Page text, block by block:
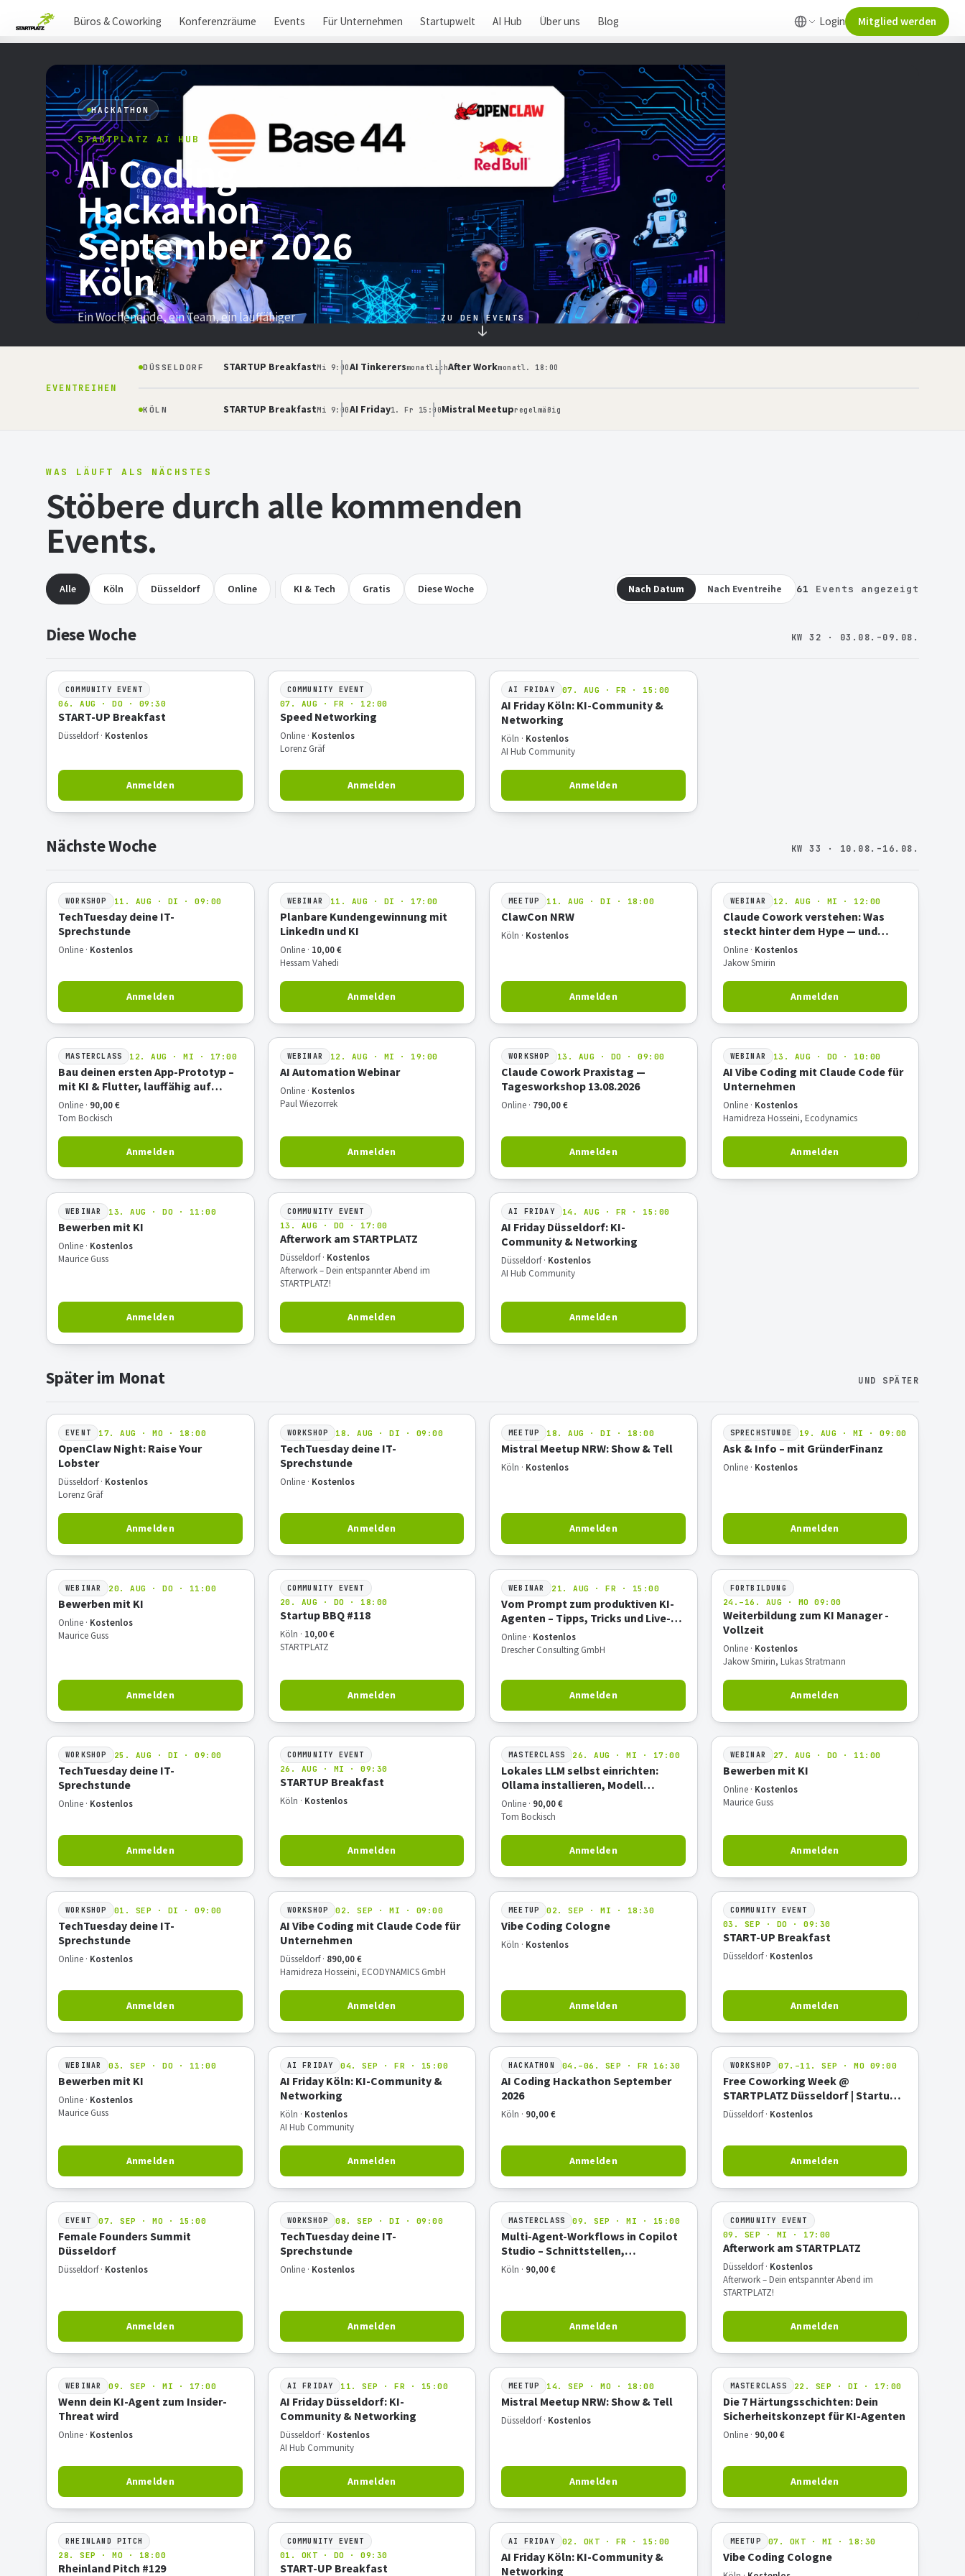
Büros & Coworking Konferenzräume Events Für Unternehmen Startupwelt AI Hub Über uns Blog Login Mitglied werden
HACKATHON
STARTPLATZ AI HUB
AI Coding
Hackathon
September 2026
Köln
Ein Wochenende, ein Team, ein lauffähiger
04.09.2026 16:30 STARTPLATZ Köln
Jetzt anmelden Mehr erfahren
ZU DEN EVENTS
↓
EVENTREIHEN
DÜSSELDORF STARTUP BreakfastMi 9:00AI TinkerersmonatlichAfter Workmonatl. 18:00
KÖLN STARTUP BreakfastMi 9:00AI Friday1. Fr 15:00Mistral Meetupregelmäßig
WAS LÄUFT ALS NÄCHSTES
Stöbere durch alle kommenden
Events.
Alle Köln Düsseldorf Online KI & Tech Gratis Diese Woche Nach Datum Nach Eventreihe 61 Events angezeigt
Diese Woche KW 32 · 03.08.–09.08.
COMMUNITY EVENT
06. AUG · DO · 09:30
START-UP Breakfast
Düsseldorf · Kostenlos
Anmelden
COMMUNITY EVENT
07. AUG · FR · 12:00
Speed Networking
Online · Kostenlos
Lorenz Gräf
Anmelden
AI FRIDAY 07. AUG · FR · 15:00
AI Friday Köln: KI-Community &
Networking
Köln · Kostenlos
AI Hub Community
Anmelden
Nächste Woche KW 33 · 10.08.–16.08.
WORKSHOP 11. AUG · DI · 09:00
TechTuesday deine IT-
Sprechstunde
Online · Kostenlos
Anmelden
WEBINAR 11. AUG · DI · 17:00
Planbare Kundengewinnung mit
LinkedIn und KI
Online · 10,00 €
Hessam Vahedi
Anmelden
MEETUP 11. AUG · DI · 18:00
ClawCon NRW
Köln · Kostenlos
Anmelden
WEBINAR 12. AUG · MI · 12:00
Claude Cowork verstehen: Was
steckt hinter dem Hype — und
lohnt sich der Einstieg für deine
Arbeit?
Online · Kostenlos
Jakow Smirin
Anmelden
MASTERCLASS 12. AUG · MI · 17:00
Bau deinen ersten App-Prototyp –
mit KI & Flutter, lauffähig auf
deinem Android-Handy
Online · 90,00 €
Tom Bockisch
Anmelden
WEBINAR 12. AUG · MI · 19:00
AI Automation Webinar
Online · Kostenlos
Paul Wiezorrek
Anmelden
WORKSHOP 13. AUG · DO · 09:00
Claude Cowork Praxistag —
Tagesworkshop 13.08.2026
Online · 790,00 €
Anmelden
WEBINAR 13. AUG · DO · 10:00
AI Vibe Coding mit Claude Code für
Unternehmen
Online · Kostenlos
Hamidreza Hosseini, Ecodynamics
Anmelden
WEBINAR 13. AUG · DO · 11:00
Bewerben mit KI
Online · Kostenlos
Maurice Guss
Anmelden
COMMUNITY EVENT
13. AUG · DO · 17:00
Afterwork am STARTPLATZ
Düsseldorf · Kostenlos
Afterwork – Dein entspannter Abend im
STARTPLATZ!
Anmelden
AI FRIDAY 14. AUG · FR · 15:00
AI Friday Düsseldorf: KI-
Community & Networking
Düsseldorf · Kostenlos
AI Hub Community
Anmelden
Später im Monat UND SPÄTER
EVENT 17. AUG · MO · 18:00
OpenClaw Night: Raise Your
Lobster
Düsseldorf · Kostenlos
Lorenz Gräf
Anmelden
WORKSHOP 18. AUG · DI · 09:00
TechTuesday deine IT-
Sprechstunde
Online · Kostenlos
Anmelden
MEETUP 18. AUG · DI · 18:00
Mistral Meetup NRW: Show & Tell
Köln · Kostenlos
Anmelden
SPRECHSTUNDE 19. AUG · MI · 09:00
Ask & Info – mit GründerFinanz
Online · Kostenlos
Anmelden
WEBINAR 20. AUG · DO · 11:00
Bewerben mit KI
Online · Kostenlos
Maurice Guss
Anmelden
COMMUNITY EVENT
20. AUG · DO · 18:00
Startup BBQ #118
Köln · 10,00 €
STARTPLATZ
Anmelden
WEBINAR 21. AUG · FR · 15:00
Vom Prompt zum produktiven KI-
Agenten – Tipps, Tricks und Live-
Demo
Online · Kostenlos
Drescher Consulting GmbH
Anmelden
FORTBILDUNG
24.–16. AUG · MO 09:00
Weiterbildung zum KI Manager -
Vollzeit
Online · Kostenlos
Jakow Smirin, Lukas Stratmann
Anmelden
WORKSHOP 25. AUG · DI · 09:00
TechTuesday deine IT-
Sprechstunde
Online · Kostenlos
Anmelden
COMMUNITY EVENT
26. AUG · MI · 09:30
STARTUP Breakfast
Köln · Kostenlos
Anmelden
MASTERCLASS 26. AUG · MI · 17:00
Lokales LLM selbst einrichten:
Ollama installieren, Modell
starten, erste Prompts – Hands-on
Online · 90,00 €
Tom Bockisch
Anmelden
WEBINAR 27. AUG · DO · 11:00
Bewerben mit KI
Online · Kostenlos
Maurice Guss
Anmelden
WORKSHOP 01. SEP · DI · 09:00
TechTuesday deine IT-
Sprechstunde
Online · Kostenlos
Anmelden
WORKSHOP 02. SEP · MI · 09:00
AI Vibe Coding mit Claude Code für
Unternehmen
Düsseldorf · 890,00 €
Hamidreza Hosseini, ECODYNAMICS GmbH
Anmelden
MEETUP 02. SEP · MI · 18:30
Vibe Coding Cologne
Köln · Kostenlos
Anmelden
COMMUNITY EVENT
03. SEP · DO · 09:30
START-UP Breakfast
Düsseldorf · Kostenlos
Anmelden
WEBINAR 03. SEP · DO · 11:00
Bewerben mit KI
Online · Kostenlos
Maurice Guss
Anmelden
AI FRIDAY 04. SEP · FR · 15:00
AI Friday Köln: KI-Community &
Networking
Köln · Kostenlos
AI Hub Community
Anmelden
HACKATHON 04.–06. SEP · FR 16:30
AI Coding Hackathon September
2026
Köln · 90,00 €
Anmelden
WORKSHOP 07.–11. SEP · MO 09:00
Free Coworking Week @
STARTPLATZ Düsseldorf | Startup
Week Düsseldorf 2026
Düsseldorf · Kostenlos
Anmelden
EVENT 07. SEP · MO · 15:00
Female Founders Summit
Düsseldorf
Düsseldorf · Kostenlos
Anmelden
WORKSHOP 08. SEP · DI · 09:00
TechTuesday deine IT-
Sprechstunde
Online · Kostenlos
Anmelden
MASTERCLASS 09. SEP · MI · 15:00
Multi-Agent-Workflows in Copilot
Studio – Schnittstellen,
Orchestrierung und Praxisbeispiel
Köln · 90,00 €
Anmelden
COMMUNITY EVENT
09. SEP · MI · 17:00
Afterwork am STARTPLATZ
Düsseldorf · Kostenlos
Afterwork – Dein entspannter Abend im
STARTPLATZ!
Anmelden
WEBINAR 09. SEP · MI · 17:00
Wenn dein KI-Agent zum Insider-
Threat wird
Online · Kostenlos
Anmelden
AI FRIDAY 11. SEP · FR · 15:00
AI Friday Düsseldorf: KI-
Community & Networking
Düsseldorf · Kostenlos
AI Hub Community
Anmelden
MEETUP 14. SEP · MO · 18:00
Mistral Meetup NRW: Show & Tell
Düsseldorf · Kostenlos
Anmelden
MASTERCLASS 22. SEP · DI · 17:00
Die 7 Härtungsschichten: Dein
Sicherheitskonzept für KI-Agenten
Online · 90,00 €
Anmelden
RHEINLAND PITCH
28. SEP · MO · 18:00
Rheinland Pitch #129
COMMUNITY EVENT
01. OKT · DO · 09:30
START-UP Breakfast
AI FRIDAY 02. OKT · FR · 15:00
AI Friday Köln: KI-Community &
Networking
MEETUP 07. OKT · MI · 18:30
Vibe Coding Cologne